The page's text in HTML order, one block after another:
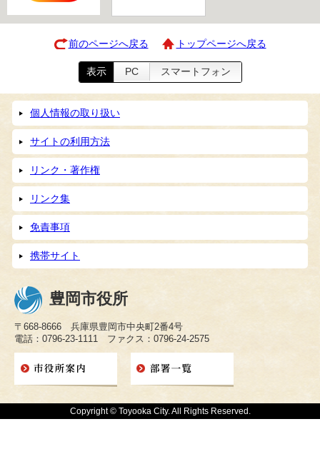
前のページへ戻る トップページへ戻る
表示 PC スマートフォン
個人情報の取り扱い
サイトの利用方法
リンク・著作権
リンク集
免責事項
携帯サイト
豊岡市役所
〒668-8666 兵庫県豊岡市中央町2番4号
電話：0796-23-1111 ファクス：0796-24-2575
Copyright © Toyooka City. All Rights Reserved.